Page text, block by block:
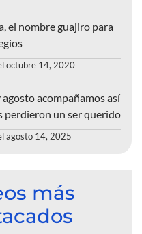
el nombre guajiro para
octubre 14, 2020
agosto acompañamos así
perdieron un ser querido
agosto 14, 2025
más